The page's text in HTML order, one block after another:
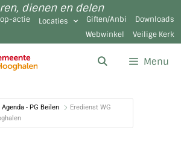
dienen en delen
actie Locaties Giften/Anbi
Downloads
Webwinkel
Veilige Kerk
Menu
Agenda - PG Beilen
Eredienst WG